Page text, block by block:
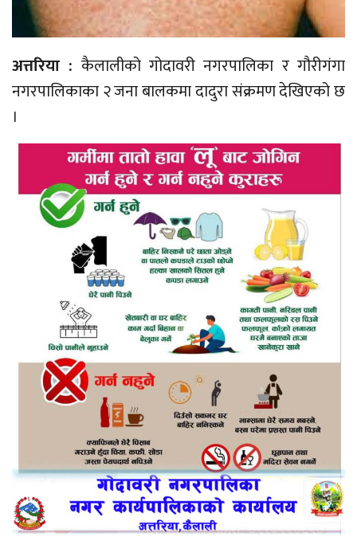
अत्तरिया : कैलालीको गोदावरी नगरपालिका र गौरीगंगा
नगरपालिकाका २ जना बालकमा दादुरा संक्रमण देखिएको छ
।